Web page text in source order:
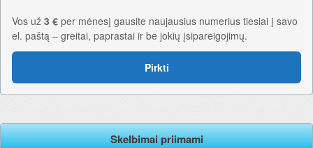
Vos už 3 € per mėnesį gausite naujausius numerius tiesiai į savo
el. paštą – greitai, paprastai ir be jokių įsipareigojimų.
Pirkti
Skelbimai priimami